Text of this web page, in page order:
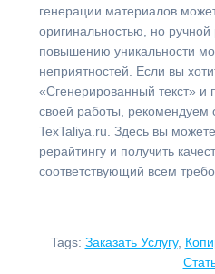
генерации материалов
оригинальностью, но ручной
повышению уникальности
неприятностей. Если вы
«Сгенерированный текст» и
своей работы, рекомендуем
TexTaliya.ru. Здесь вы можете
рерайтингу и получить
соответствующий всем
Tags: Заказать Услугу,